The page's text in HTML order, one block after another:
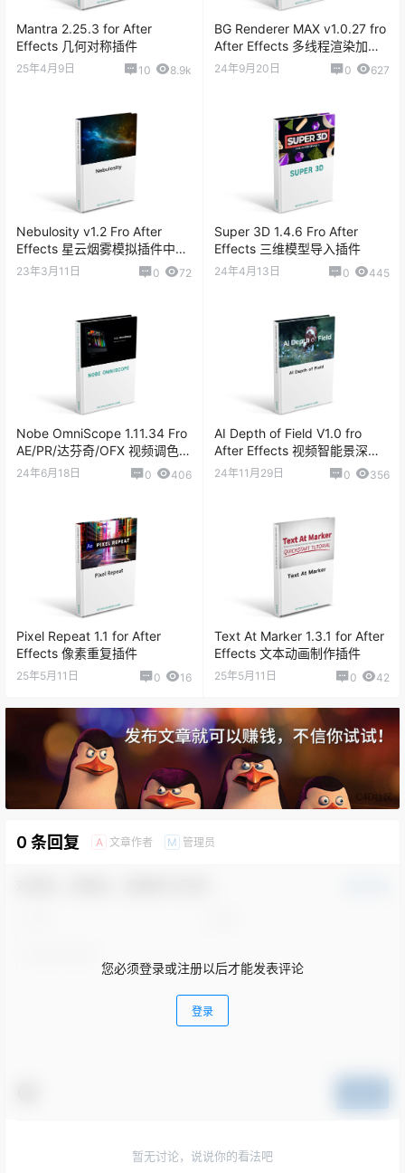
Mantra 2.25.3 for After
Effects 几何对称插件
25年4月9日 10 8.9k
BG Renderer MAX v1.0.27 fro
After Effects 多线程渲染加速
脚本
24年9月20日 0 627
Nebulosity v1.2 Fro After
Effects 星云烟雾模拟插件中文
版
23年3月11日 0 72
Super 3D 1.4.6 Fro After
Effects 三维模型导入插件
24年4月13日 0 445
Nobe OmniScope 1.11.34 Fro
AE/PR/达芬奇/OFX 视频调色万
能示波器插件
24年6月18日 0 406
AI Depth of Field V1.0 fro
After Effects 视频智能景深插
件
24年11月29日 0 356
Pixel Repeat 1.1 for After
Effects 像素重复插件
25年5月11日 0 16
Text At Marker 1.3.1 for After
Effects 文本动画制作插件
25年5月11日 0 42
0 条回复 A 文章作者 M 管理员
您必须登录或注册以后才能发表评论
登录
暂无讨论，说说你的看法吧